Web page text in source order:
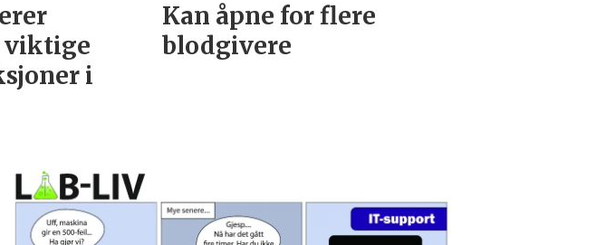
viktige
i
Kan åpne for flere
blodgivere